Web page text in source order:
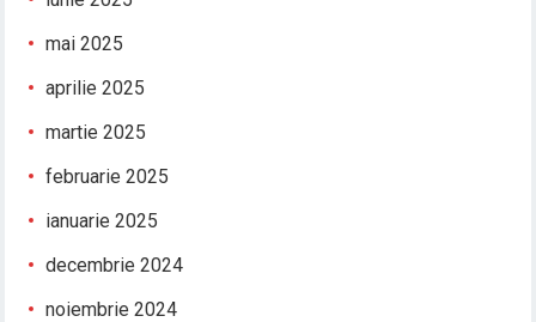
mai 2025
aprilie 2025
martie 2025
februarie 2025
ianuarie 2025
decembrie 2024
noiembrie 2024